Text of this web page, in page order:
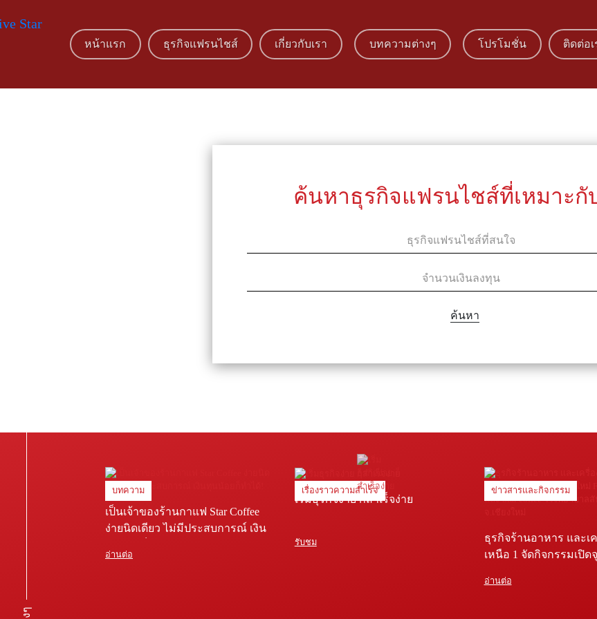
หน้าแรก ธุรกิจแฟรนไชส์ เกี่ยวกับเรา บทความต่างๆ โปรโมชั่น ติดต่อเ
ค้นหาธุรกิจแฟรนไชส์ที่เหมาะ
ค้นหา
บทความ
เป็นเจ้าของร้านกาแฟ Star Coffee
ง่ายนิดเดียว ไม่มีประสบการณ์ เงิน
อ่านต่อ
เรื่องราวความสำเร็จ
เริ่มธุรกิจง่าย ก็สำเร็จง่าย
รับชม
ข่าวสารและกิจกรรม
ธุรกิจร้านอาหาร และเ
เหนือ 1 จัดกิจกรรมเปิด
พยาบาลสันทราย จ.เชีย
อ่านต่อ